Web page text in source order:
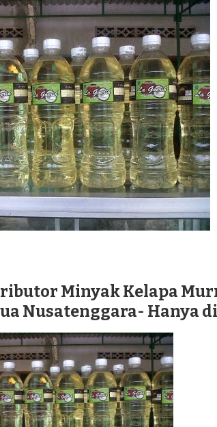
Minyak Kelapa
Nusatenggara- Hanya